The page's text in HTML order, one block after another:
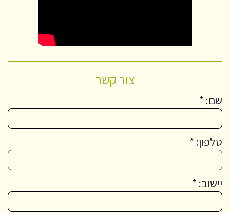
צור קשר
שם: *
טלפון: *
יישוב: *